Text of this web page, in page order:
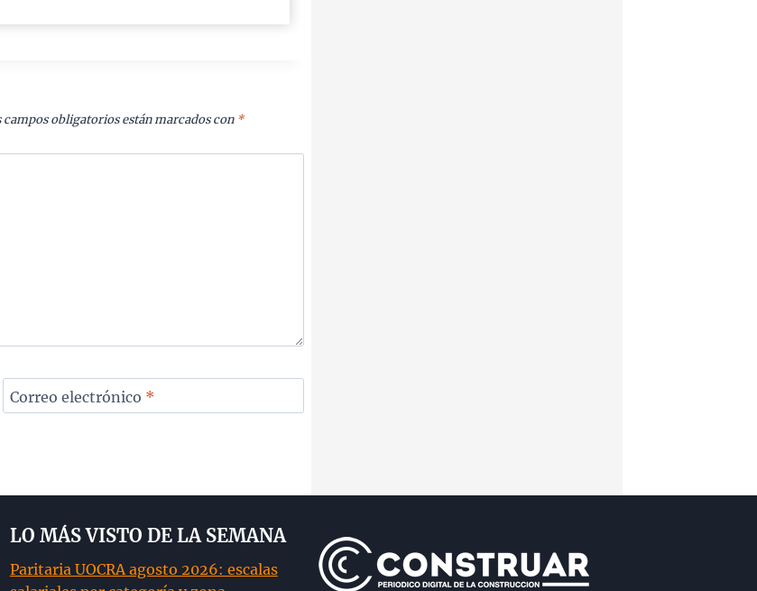
campos obligatorios están marcados con *
Correo electrónico *
LO MÁS VISTO DE LA SEMANA
Paritaria UOCRA agosto 2026: escalas